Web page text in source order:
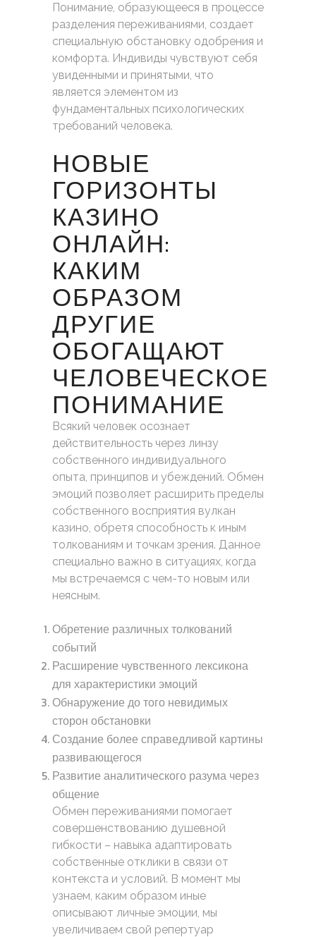
Понимание, образующееся в процессе
разделения переживаниями, создает
специальную обстановку одобрения и
комфорта. Индивиды чувствуют себя
увиденными и принятыми, что
является элементом из
фундаментальных психологических
требований человека.
НОВЫЕ
ГОРИЗОНТЫ
КАЗИНО
ОНЛАЙН:
КАКИМ
ОБРАЗОМ
ДРУГИЕ
ОБОГАЩАЮТ
ЧЕЛОВЕЧЕСКОЕ
ПОНИМАНИЕ
Всякий человек осознает
действительность через линзу
собственного индивидуального
опыта, принципов и убеждений. Обмен
эмоций позволяет расширить пределы
собственного восприятия вулкан
казино, обретя способность к иным
толкованиям и точкам зрения. Данное
специально важно в ситуациях, когда
мы встречаемся с чем-то новым или
неясным.
Обретение различных толкований
событий
Расширение чувственного лексикона
для характеристики эмоций
Обнаружение до того невидимых
сторон обстановки
Создание более справедливой картины
развивающегося
Развитие аналитического разума через
общение
Обмен переживаниями помогает
совершенствованию душевной
гибкости – навыка адаптировать
собственные отклики в связи от
контекста и условий. В момент мы
узнаем, каким образом иные
описывают личные эмоции, мы
увеличиваем свой репертуар